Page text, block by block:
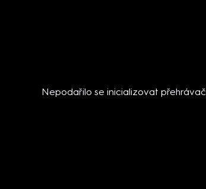
Nepodařilo se inicializovat přehrávač